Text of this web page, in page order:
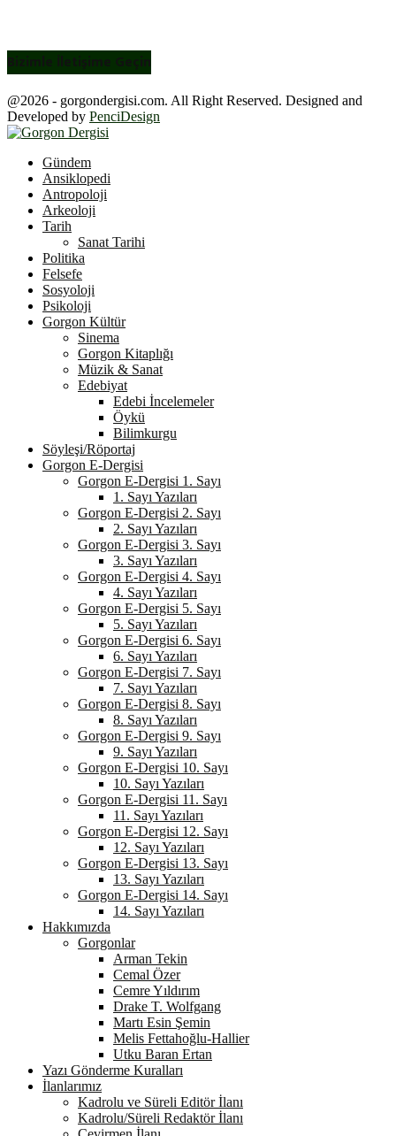
Bizimle İletişime Geçin
@2026 - gorgondergisi.com. All Right Reserved. Designed and
Developed by PenciDesign
Gündem
Ansiklopedi
Antropoloji
Arkeoloji
Tarih
Sanat Tarihi
Politika
Felsefe
Sosyoloji
Psikoloji
Gorgon Kültür
Sinema
Gorgon Kitaplığı
Müzik & Sanat
Edebiyat
Edebi İncelemeler
Öykü
Bilimkurgu
Söyleşi/Röportaj
Gorgon E-Dergisi
Gorgon E-Dergisi 1. Sayı
1. Sayı Yazıları
Gorgon E-Dergisi 2. Sayı
2. Sayı Yazıları
Gorgon E-Dergisi 3. Sayı
3. Sayı Yazıları
Gorgon E-Dergisi 4. Sayı
4. Sayı Yazıları
Gorgon E-Dergisi 5. Sayı
5. Sayı Yazıları
Gorgon E-Dergisi 6. Sayı
6. Sayı Yazıları
Gorgon E-Dergisi 7. Sayı
7. Sayı Yazıları
Gorgon E-Dergisi 8. Sayı
8. Sayı Yazıları
Gorgon E-Dergisi 9. Sayı
9. Sayı Yazıları
Gorgon E-Dergisi 10. Sayı
10. Sayı Yazıları
Gorgon E-Dergisi 11. Sayı
11. Sayı Yazıları
Gorgon E-Dergisi 12. Sayı
12. Sayı Yazıları
Gorgon E-Dergisi 13. Sayı
13. Sayı Yazıları
Gorgon E-Dergisi 14. Sayı
14. Sayı Yazıları
Hakkımızda
Gorgonlar
Arman Tekin
Cemal Özer
Cemre Yıldırım
Drake T. Wolfgang
Martı Esin Şemin
Melis Fettahoğlu-Hallier
Utku Baran Ertan
Yazı Gönderme Kuralları
İlanlarımız
Kadrolu ve Süreli Editör İlanı
Kadrolu/Süreli Redaktör İlanı